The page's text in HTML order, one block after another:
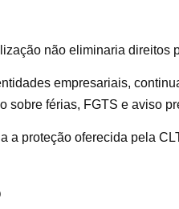
não eliminaria direitos
empresariais,
sobre férias, FGTS e aviso
a proteção oferecida pela